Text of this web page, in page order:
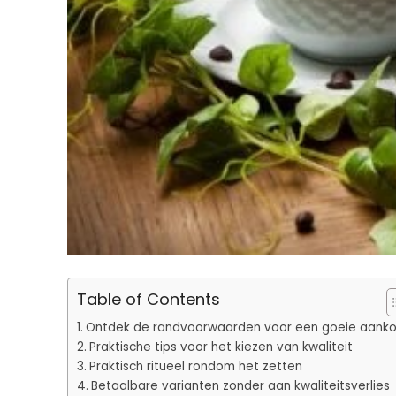
Table of Contents
Ontdek de randvoorwaarden voor een goeie
Praktische tips voor het kiezen van kwaliteit
Praktisch ritueel rondom het zetten
Betaalbare varianten zonder aan kwaliteitsverlies